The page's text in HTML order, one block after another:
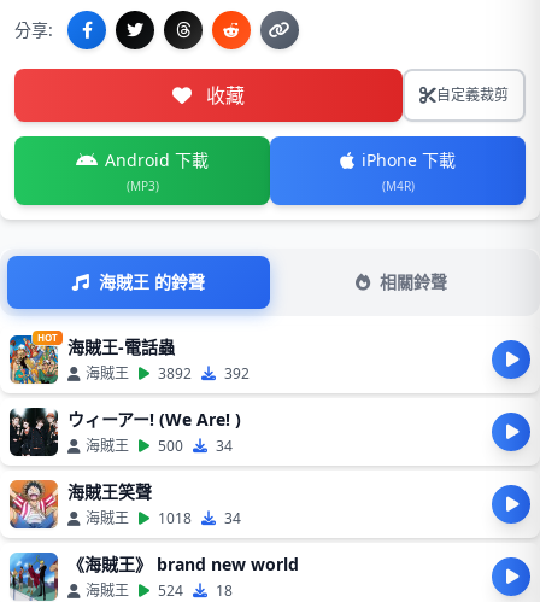
分享:
收藏 自定義裁剪
Android 下載
(MP3)
iPhone 下載
(M4R)
海賊王 的鈴聲 相關鈴聲
HOT 海賊王-電話蟲
海賊王 3892 392
ウィーアー! (We Are! )
海賊王 500 34
海賊王笑聲
海賊王 1018 34
《海賊王》 brand new world
海賊王 524 18